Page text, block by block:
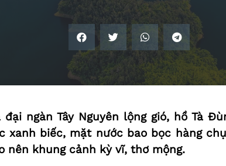
đại ngàn Tây Nguyên lộng gió, hồ Tà
xanh biếc, mặt nước bao bọc hàng
nên khung cảnh kỳ vĩ, thơ mộng.